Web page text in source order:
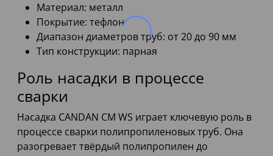
Материал: металл
Покрытие: тефлон
Диапазон диаметров труб: от 20 до 90 мм
Тип конструкции: парная
Роль насадки в процессе
сварки
Насадка CANDAN CM WS играет ключевую роль в
процессе сварки полипропиленовых труб. Она
разогревает твёрдый полипропилен до